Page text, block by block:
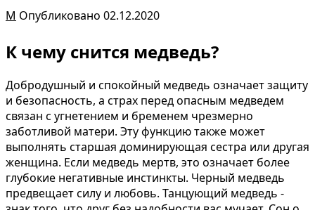
М Опубликовано 02.12.2020
К чему снится медведь?
Добродушный и спокойный медведь означает защиту
и безопасность, а страх перед опасным медведем
связан с угнетением и бременем чрезмерно
заботливой матери. Эту функцию также может
выполнять старшая доминирующая сестра или другая
женщина. Если медведь мертв, это означает более
глубокие негативные инстинкты. Черный медведь
предвещает силу и любовь. Танцующий медведь -